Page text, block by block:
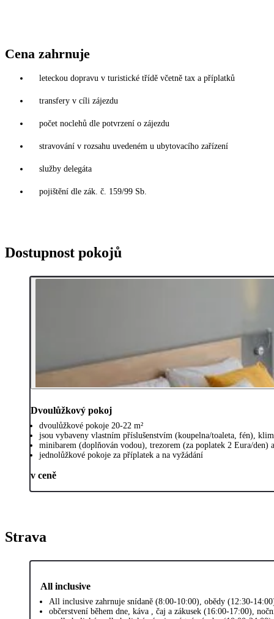
Cena zahrnuje
leteckou dopravu v turistické třídě včetně tax a příplatků
transfery v cíli zájezdu
počet noclehů dle potvrzení o zájezdu
stravování v rozsahu uvedeném u ubytovacího zařízení
služby delegáta
pojištění dle zák. č. 159/99 Sb.
Dostupnost pokojů
Dvoulůžkový pokoj
dvoulůžkové pokoje 20-22 m²
jsou vybaveny vlastním příslušenstvím (koupelna/toaleta, fén),
minibarem (doplňován vodou), trezorem (za poplatek 2 Eura/den)
jednolůžkové pokoje za příplatek a na vyžádání
v ceně
Strava
All inclusive
All inclusive zahrnuje snídaně (8:00-10:00), obědy (12:30-
občerstvení během dne, káva , čaj a zákusek (16:00-17:00),